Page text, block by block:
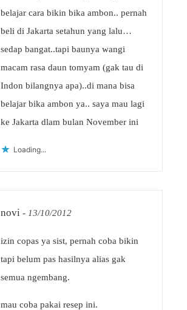
belajar cara bikin bika ambon.. pernah
beli di Jakarta setahun yang lalu…
sedap bangat..tapi baunya wangi
macam rasa daun tomyam (gak tau di
Indon bilangnya apa)..di mana bisa
belajar bika ambon ya.. saya mau lagi
ke Jakarta dlam bulan November ini
Loading...
novi - 13/10/2012
izin copas ya sist, pernah coba bikin
tapi belum pas hasilnya alias gak
semua ngembang.
mau coba pakai resep ini.